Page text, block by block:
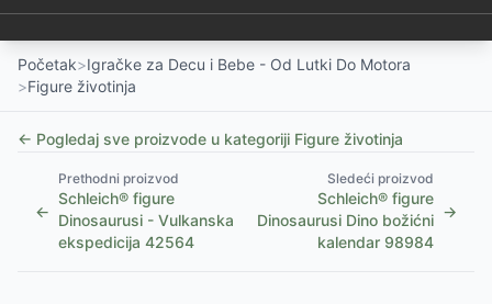
Početak>Igračke za Decu i Bebe - Od Lutki Do Motora
>Figure životinja
← Pogledaj sve proizvode u kategoriji Figure životinja
←
Prethodni proizvod
Schleich® figure
Dinosaurusi - Vulkanska
ekspedicija 42564
Sledeći proizvod
Schleich® figure
Dinosaurusi Dino božićni
kalendar 98984
→